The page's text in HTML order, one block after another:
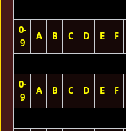
0-
9
A B C D E F
0-
9
A B C D E F